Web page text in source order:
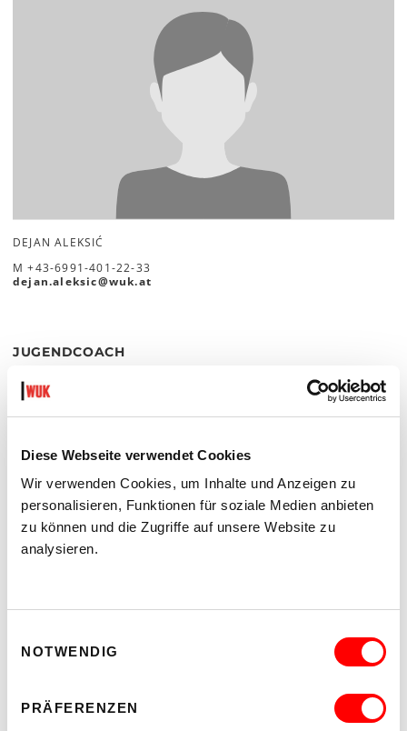
Diese Webseite verwendet Cookies
Wir verwenden Cookies, um Inhalte und Anzeigen zu
personalisieren, Funktionen für soziale Medien anbieten
zu können und die Zugriffe auf unsere Website zu
analysieren.
NOTWENDIG
PRÄFERENZEN
DEJAN ALEKSIĆ
M+43-6991-401-22-33
dejan.aleksic@wuk.at
JUGENDCOACH
CHRISTINE GÜRTH